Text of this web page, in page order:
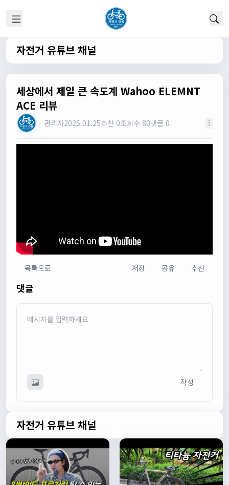
1/22/2025
채팅 신기해여
오 채팅기능까지..
원행13:19:59
새로운 자전거 커뮤니티가 되겠네요
관리자
모두들 환영합니다 :)
타데이포가차13:29:16
다다우운
관리자13:50:05
이름/휴대폰 번호는 이벤트에 활용될수 있다는 항목을 추가
쏭박 17:23:31
실시간 채팅 테스트
쏭박17:23:34
1
쏭박17:23:35
자전거 유튜브 채널
세상에서 제일 큰 속도계 Wahoo ELEMNT
ACE 리뷰
관리자2025.01.25추천 0조회수 80댓글 0
목록으로 저장 공유 추천
댓글
작성
자전거 유튜브 채널